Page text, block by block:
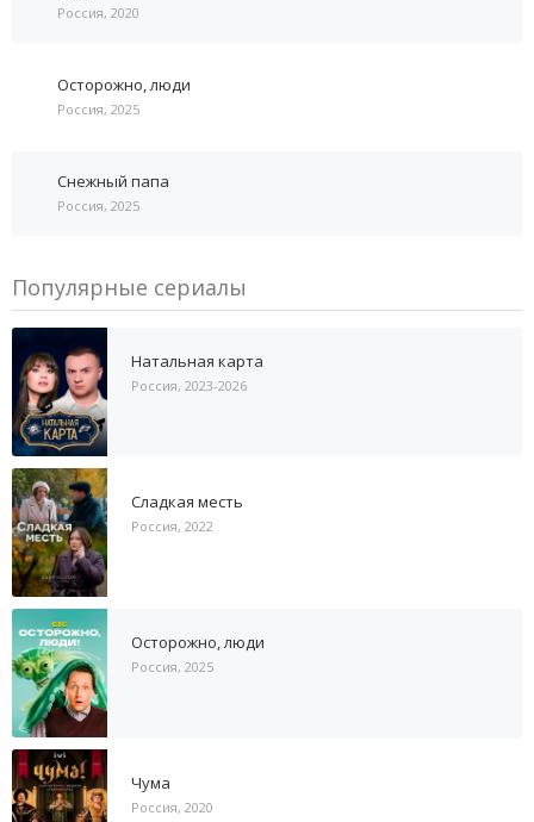
Россия, 2020
Осторожно, люди
Россия, 2025
Снежный папа
Россия, 2025
Популярные сериалы
Натальная карта
Россия, 2023-2026
Сладкая месть
Россия, 2022
Осторожно, люди
Россия, 2025
Чума
Россия, 2020